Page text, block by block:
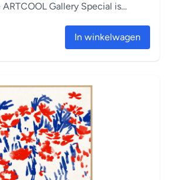
Gallery Special is
In winkelwagen